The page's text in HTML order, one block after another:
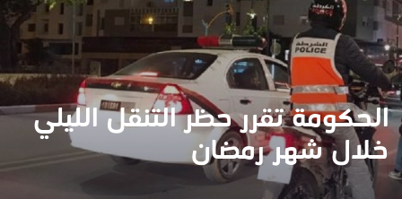
الحكومة تقرر حظر التنقل الليلي
خلال شهر رمضان